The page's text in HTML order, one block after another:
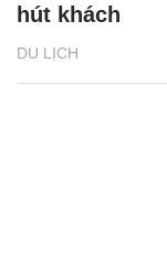
DU LỊCH
hút khách